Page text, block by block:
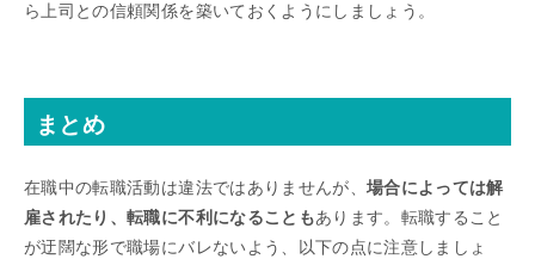
ら上司との信頼関係を築いておくようにしましょう。
まとめ
在職中の転職活動は違法ではありませんが、 場合によっては解
雇されたり、転職に不利になることもあります。転職すること
が迂闊な形で職場にバレないよう、以下の点に注意しましょ